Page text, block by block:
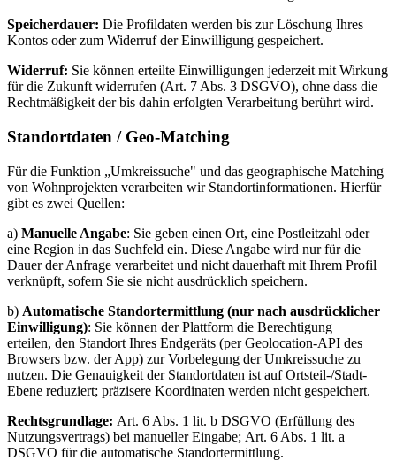
Speicherdauer: Die Profildaten werden bis zur Löschung Ihres
Kontos oder zum Widerruf der Einwilligung gespeichert.
Widerruf: Sie können erteilte Einwilligungen jederzeit mit Wirkung
für die Zukunft widerrufen (Art. 7 Abs. 3 DSGVO), ohne dass die
Rechtmäßigkeit der bis dahin erfolgten Verarbeitung berührt wird.
Standortdaten / Geo-Matching
Für die Funktion „Umkreissuche" und das geographische Matching
von Wohnprojekten verarbeiten wir Standortinformationen. Hierfür
gibt es zwei Quellen:
a) Manuelle Angabe: Sie geben einen Ort, eine Postleitzahl oder
eine Region in das Suchfeld ein. Diese Angabe wird nur für die
Dauer der Anfrage verarbeitet und nicht dauerhaft mit Ihrem Profil
verknüpft, sofern Sie sie nicht ausdrücklich speichern.
b) Automatische Standortermittlung (nur nach ausdrücklicher
Einwilligung): Sie können der Plattform die Berechtigung
erteilen, den Standort Ihres Endgeräts (per Geolocation-API des
Browsers bzw. der App) zur Vorbelegung der Umkreissuche zu
nutzen. Die Genauigkeit der Standortdaten ist auf Ortsteil-/Stadt-
Ebene reduziert; präzisere Koordinaten werden nicht gespeichert.
Rechtsgrundlage: Art. 6 Abs. 1 lit. b DSGVO (Erfüllung des
Nutzungsvertrags) bei manueller Eingabe; Art. 6 Abs. 1 lit. a
DSGVO für die automatische Standortermittlung.